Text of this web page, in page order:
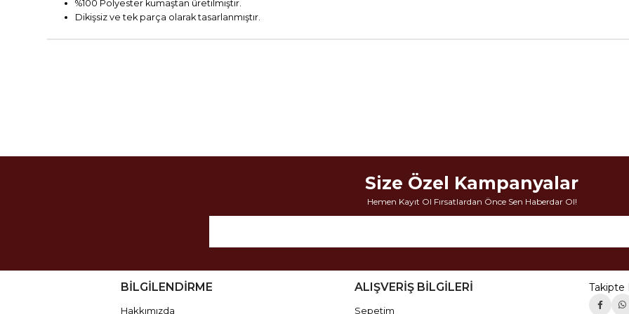
%100 Polyester kumaştan üretilmiştir.
Dikişsiz ve tek parça olarak tasarlanmıştır.
Size Özel Kampanyalar
Hemen Kayıt Ol Fırsatlardan Önce Sen Haberdar Ol!
BİLGİLENDİRME
Hakkımızda
ALIŞVERİŞ BİLGİLERİ
Sepetim
Takipte